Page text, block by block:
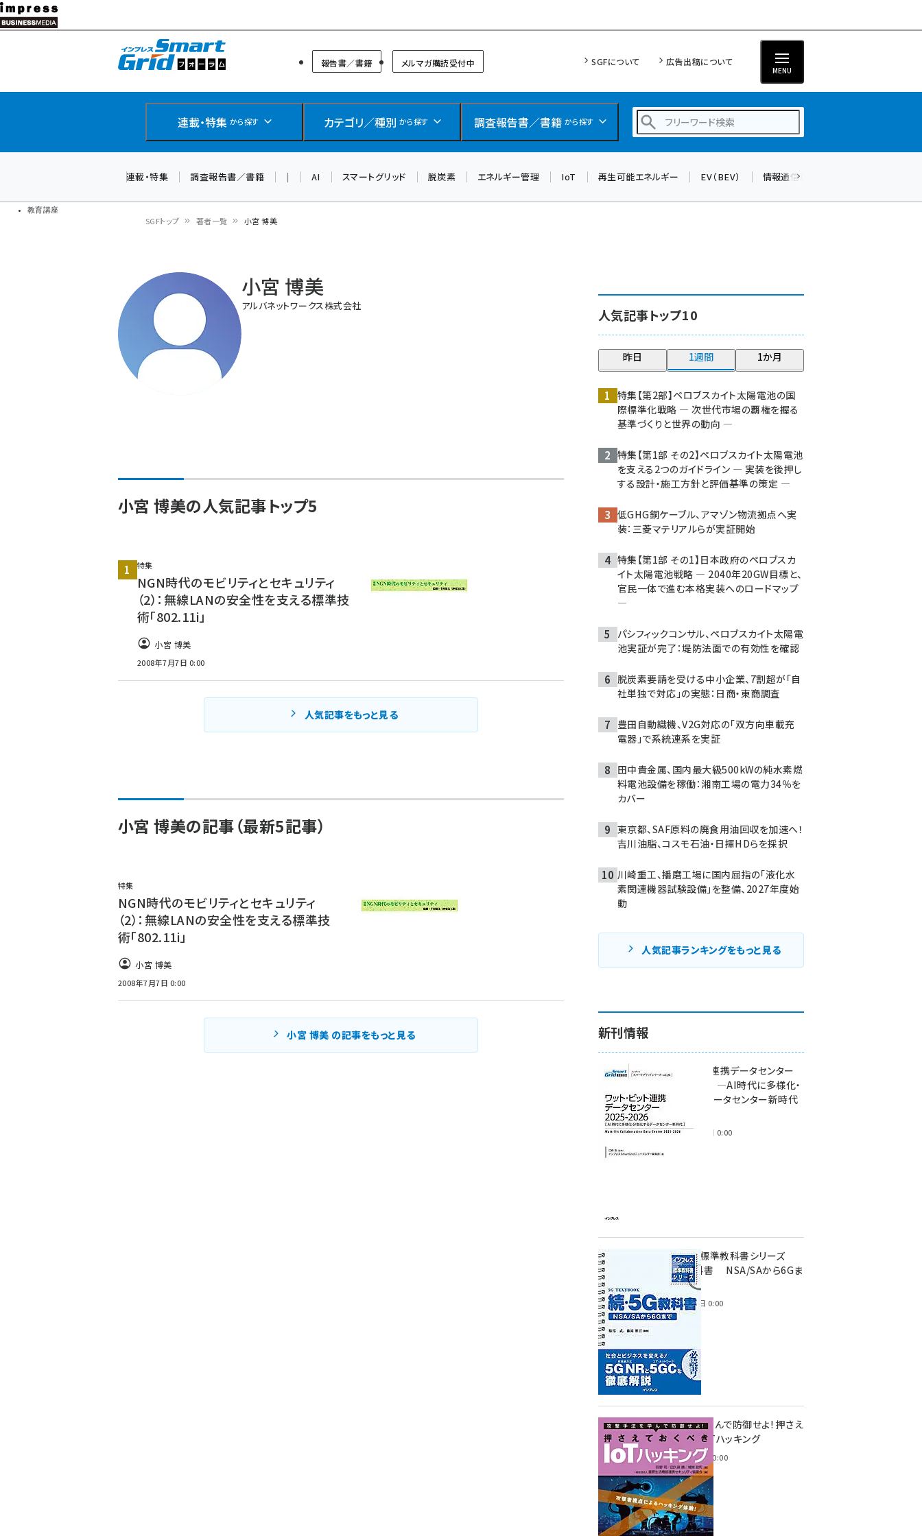
メ
イ
教育講座
スマートグリッドフォーラム
報告書／書籍 メルマガ購読受付中 SGFについて 広告出稿について
MENU
連載・特集 から探す カテゴリ／種別 から探す 調査報告書／書籍 から探す
ngn (280)
大串 (223)
aitras (186)
タンデム (150)
連載・特集 調査報告書／書籍 | AI スマートグリッド 脱炭素 エネルギー管理 IoT 再生可能エネルギー EV（BEV） 情報通信（ICT）
く
ず
SGFトップ 著者一覧 小宮 博美
小宮 博美
アルバネットワークス株式会社
小宮 博美の人気記事トップ5
特集
NGN時代のモビリティとセキュリティ
（2）：無線LANの安全性を支える標準技
術「802.11i」
小宮 博美
2008年7月7日 0:00
人気記事をもっと見る
小宮 博美の記事（最新5記事）
特集
NGN時代のモビリティとセキュリティ
（2）：無線LANの安全性を支える標準技
術「802.11i」
小宮 博美
2008年7月7日 0:00
小宮 博美 の記事をもっと見る
人気記事トップ10
昨日 1週間 1か月
特集【第2部】ペロブスカイト太陽電池の国
際標準化戦略 ― 次世代市場の覇権を握る
基準づくりと世界の動向 ―
特集【第1部 その2】ペロブスカイト太陽電池
を支える2つのガイドライン ― 実装を後押し
する設計・施工方針と評価基準の策定 ―
低GHG銅ケーブル、アマゾン物流拠点へ実
装：三菱マテリアルらが実証開始
特集【第1部 その1】日本政府のペロブスカ
イト太陽電池戦略 ― 2040年20GW目標と、
官民一体で進む本格実装へのロードマップ
―
パシフィックコンサル、ペロブスカイト太陽電
池実証が完了：堤防法面での有効性を確認
脱炭素要請を受ける中小企業、7割超が「自
社単独で対応」の実態：日商・東商調査
豊田自動織機、V2G対応の「双方向車載充
電器」で系統連系を実証
田中貴金属、国内最大級500kWの純水素燃
料電池設備を稼働：湘南工場の電力34％を
カバー
東京都、SAF原料の廃食用油回収を加速へ！
吉川油脂、コスモ石油・日揮HDらを採択
川崎重工、播磨工場に国内屈指の「液化水
素関連機器試験設備」を整備、2027年度始
動
人気記事ランキングをもっと見る
新刊情報
ワット・ビット連携データセンター
2025-2026 ―AI時代に多様化・
分散化するデータセンター新時代
2025年11月28日 0:00
インプレス標準教科書シリーズ
続・5G教科書 NSA/SAから6Gま
2023年4月3日 0:00
攻撃手法を学んで防御せよ! 押さえ
ておくべきIoTハッキング
2022年6月14日 0:00